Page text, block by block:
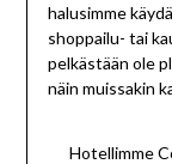
halusimme
shoppailu- tai
pelkästään ole
näin muissakin
Hotellimme